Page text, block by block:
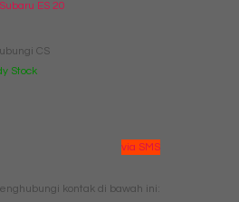
ES 20
CS
Stock
via SMS
kontak di bawah ini: